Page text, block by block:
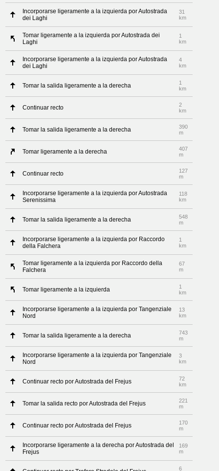
Incorporarse ligeramente a la izquierda por Autostrada
dei Laghi
31
km
Tomar ligeramente a la izquierda por Autostrada dei
Laghi
1
km
Incorporarse ligeramente a la izquierda por Autostrada
dei Laghi
4
km
Tomar la salida ligeramente a la derecha
1
km
Continuar recto
2
km
Tomar la salida ligeramente a la derecha
390
m
Tomar ligeramente a la derecha
407
m
Continuar recto
127
m
Incorporarse ligeramente a la izquierda por Autostrada
Serenissima
118
km
Tomar la salida ligeramente a la derecha
548
m
Incorporarse ligeramente a la izquierda por Raccordo
della Falchera
1
km
Tomar ligeramente a la izquierda por Raccordo della
Falchera
67
m
Tomar ligeramente a la izquierda
1
km
Incorporarse ligeramente a la izquierda por Tangenziale
Nord
13
km
Tomar la salida ligeramente a la derecha
743
m
Incorporarse ligeramente a la izquierda por Tangenziale
Nord
3
km
Continuar recto por Autostrada del Frejus
72
km
Tomar la salida recto por Autostrada del Frejus
221
m
Continuar recto por Autostrada del Frejus
170
m
Incorporarse ligeramente a la derecha por Autostrada del
Frejus
169
m
6